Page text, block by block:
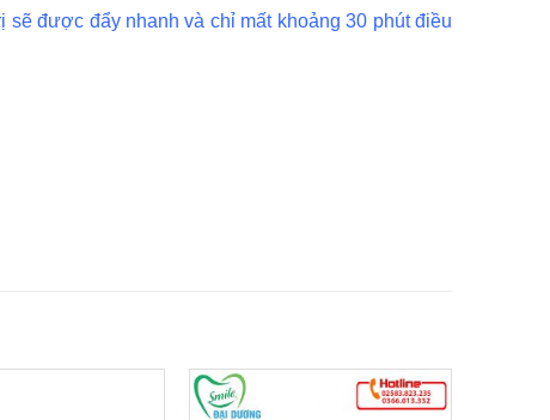
được đẩy nhanh và chỉ mất khoảng 30 phút điều